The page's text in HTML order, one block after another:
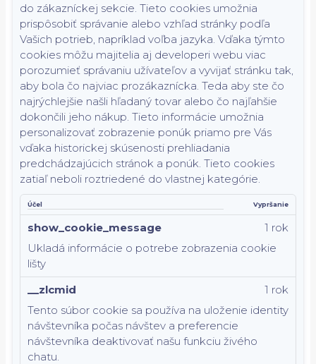
do zákazníckej sekcie. Tieto cookies umožnia
prispôsobiť správanie alebo vzhľad stránky podľa
Vašich potrieb, napríklad voľba jazyka. Vďaka týmto
cookies môžu majitelia aj developeri webu viac
porozumieť správaniu užívateľov a vyvijať stránku tak,
aby bola čo najviac prozákaznícka. Teda aby ste čo
najrýchlejšie našli hľadaný tovar alebo čo najľahšie
dokončili jeho nákup. Tieto informácie umožnia
personalizovať zobrazenie ponúk priamo pre Vás
vďaka historickej skúsenosti prehliadania
predchádzajúcich stránok a ponúk. Tieto cookies
zatiaľ neboli roztriedené do vlastnej kategórie.
Účel Vypršanie
show_cookie_message
Ukladá informácie o potrebe zobrazenia cookie
lišty
1 rok
__zlcmid
Tento súbor cookie sa používa na uloženie identity
návštevníka počas návštev a preferencie
návštevníka deaktivovať našu funkciu živého
chatu.
1 rok